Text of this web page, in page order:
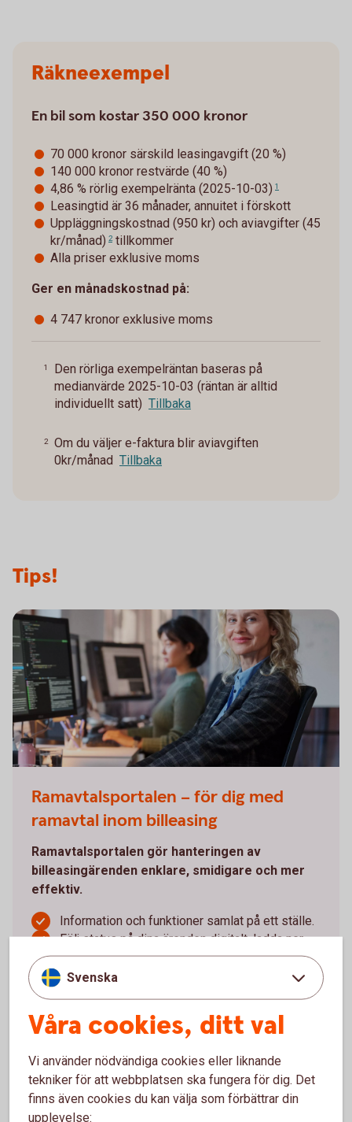
Räkneexempel
En bil som kostar 350 000 kronor
70 000 kronor särskild leasingavgift (20 %)
140 000 kronor restvärde (40 %)
4,86 % rörlig exempelränta (2025-10-03) 1
Leasingtid är 36 månader, annuitet i förskott
Uppläggningskostnad (950 kr) och aviavgifter (45
kr/månad) 2tillkommer
Alla priser exklusive moms
Ger en månadskostnad på:
4 747 kronor exklusive moms
1
Den rörliga exempelräntan baseras på
medianvärde 2025-10-03 (räntan är alltid
individuellt satt) Tillbaka
2
Om du väljer e-faktura blir aviavgiften
0kr/månad Tillbaka
Tips!
Ramavtalsportalen – för dig med
ramavtal inom billeasing
Ramavtalsportalen gör hanteringen av
billeasingärenden enklare, smidigare och mer
effektiv.
Information och funktioner samlat på ett ställe.
Följ status på dina ärenden digitalt, ladda ner
rapporter och administrera användare.
Digital signering av dokument gör processen
Du som redan har åtkomst når portalen genom att
klicka på Logga in – Objektfinansiering – Portal
Leasing och Avbetalning.
Logga in i internetbanken och nå
Svenska
Våra cookies, ditt val
Vi använder nödvändiga cookies eller liknande
tekniker för att webbplatsen ska fungera för dig. Det
finns även cookies du kan välja som förbättrar din
upplevelse: